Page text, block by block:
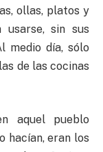
ollas, platos y
usarse, sin sus
medio día, sólo
de las cocinas
aquel pueblo
hacían, eran los